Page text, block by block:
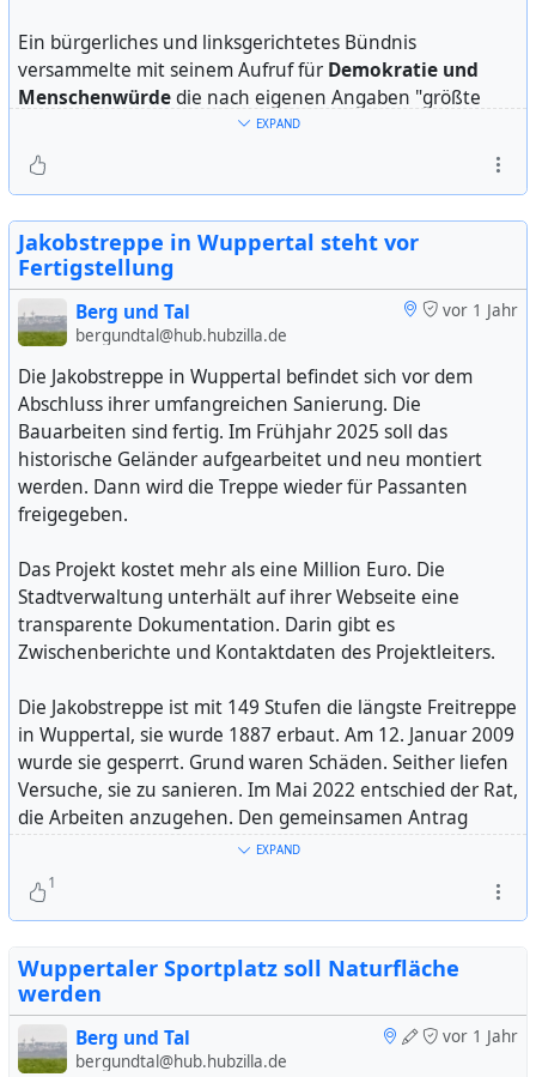
Ein bürgerliches und linksgerichtetes Bündnis
versammelte mit seinem Aufruf für Demokratie und
Menschenwürdedie nach eigenen Angaben "größte
Wuppertal
Nie wieder ist jetzt!
Wuppertalerinnen und Wuppertaler friedlich durch die
Februar 2025, waren am früheren Schauspielhaus. Die
Organisierenden stellten das Einstehen gegen Rassismus
und Faschismus in den Mittelpunkt des Tages: "Wir
müssen uns auf das konzentrieren, was uns eint."
Die Demonstration war Teil einer bundesweiten
Mobilisierung für den selben Tag unter gleichem Motto.
Zu dem Umzug durch Elberfeld hatten die Gruppen
Wuppertal stellt sich querundOmas gegen Rechts
aufgerufen. Das Spektrum umfasste einen Block des
Autonomen Zentrums, einen für Familien mit Kindern
Der bot mehr Platz für Teilnehmende mit Rollstühlen.
Die Reden brachten politische Aufrufe und Einblicke in
persönliche Rassismuserfahrungen. Kritisiert wurden
Distanzierung der CDU von der AfD im Bundestag und
die Politik des CDU-Vorsitzenden Merz. Eine Rednerin
erklärte: Vom Staat sei nichts gegen den
Rechtsextremismus zu erwarten. Teilnehmende aus dem
Abschnitt der Autonomen riefen "Hurra, Hurra, die Antifa
ist da." Andere Demonstrierende schwenkten
Zwei Gruppen boten ein Musikprogramm.
Personen an dem Umzug (Angabe von 15.15 Uhr).
Polizeischätzung: circa 10.000 Teilnehmerinnen und
Teilnehmer.
EXPAND
Jakobstreppe in Wuppertal steht vor
Fertigstellung
vor 1 Jahr
Berg und Tal
bergundtal@hub.hubzilla.de
Die Jakobstreppe in Wuppertal befindet sich vor dem
Abschluss ihrer umfangreichen Sanierung. Die
Bauarbeiten sind fertig. Im Frühjahr 2025 soll das
historische Geländer aufgearbeitet und neu montiert
werden. Dann wird die Treppe wieder für Passanten
freigegeben.
Das Projekt kostet mehr als eine Million Euro. Die
Stadtverwaltung unterhält auf ihrer Webseite eine
transparente Dokumentation. Darin gibt es
Zwischenberichte und Kontaktdaten des Projektleiters.
Die Jakobstreppe ist mit 149 Stufen die längste Freitreppe
in Wuppertal, sie wurde 1887 erbaut. Am 12. Januar 2009
wurde sie gesperrt. Grund waren Schäden. Seither liefen
Versuche, sie zu sanieren. Im Mai 2022 entschied der Rat,
die Arbeiten anzugehen. Den gemeinsamen Antrag
stellten Bündnis 90/Die Grünen, CDU und FDP.
Das Vorhaben ist eines von zehn sogenannten
Schlüsselprojekten in Wuppertal. Bei diesen bevorzugten
Programmen hat Oberbürgermeister Uwe Schneidewind
versprochen, sich persönlich für den Erfolg einzusetzen.
Information auf der Webseite der Stadt Wuppertal:
https://www.wuppertal.de/rathaus-
EXPAND
1
Wuppertaler Sportplatz soll Naturfläche
werden
vor 1 Jahr
Berg und Tal
bergundtal@hub.hubzilla.de